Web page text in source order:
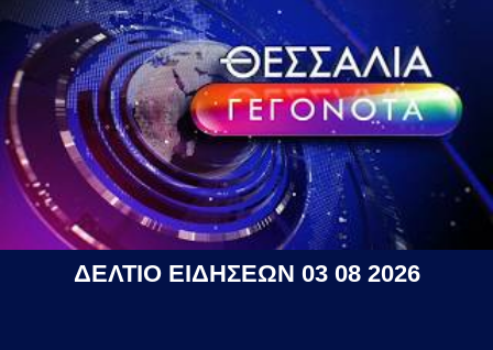
ΔΕΛΤΙΟ ΕΙΔΗΣΕΩΝ 03 08 2026